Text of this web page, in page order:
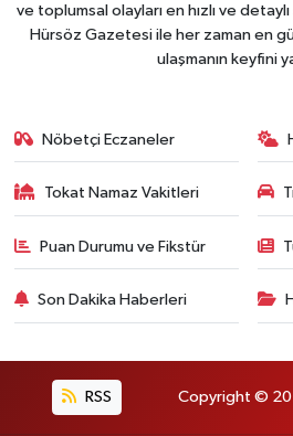
ve toplumsal olayları en hızlı ve
Hürsöz Gazetesi ile her zaman en
ulaşmanın keyfini
Nöbetçi Eczaneler
Tokat Namaz Vakitleri
Puan Durumu ve Fikstür
Son Dakika Haberleri
RSS Copyright ©